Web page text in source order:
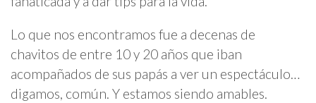
Lo que nos encontramos fue a decenas de
chavitos de entre 10 y 20 años que iban
acompañados de sus papás a ver un espectáculo…
digamos, común. Y estamos siendo amables.